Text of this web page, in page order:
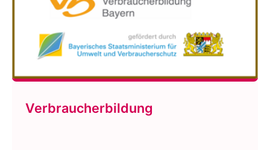
Verbraucherbildung